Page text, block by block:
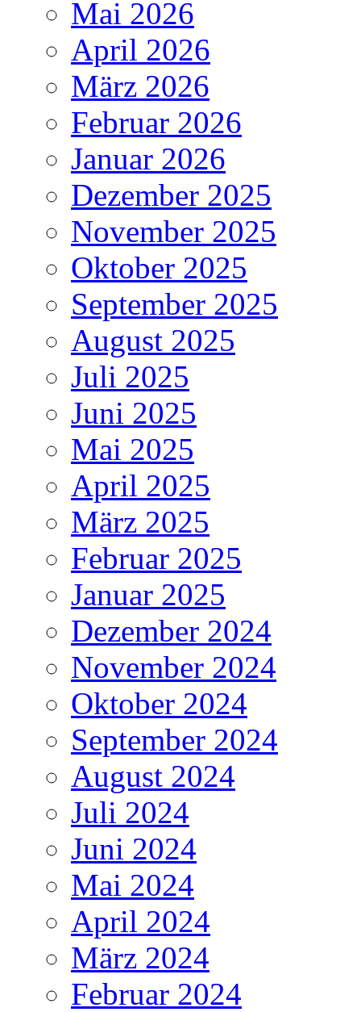
Mai 2026
April 2026
März 2026
Februar 2026
Januar 2026
Dezember 2025
November 2025
Oktober 2025
September 2025
August 2025
Juli 2025
Juni 2025
Mai 2025
April 2025
März 2025
Februar 2025
Januar 2025
Dezember 2024
November 2024
Oktober 2024
September 2024
August 2024
Juli 2024
Juni 2024
Mai 2024
April 2024
März 2024
Februar 2024